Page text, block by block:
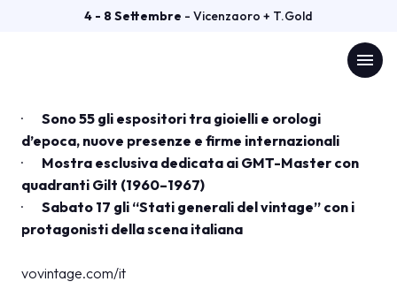
4 - 8 Settembre - Vicenzaoro + T.Gold
menu
Menù
VISITA
ESPONI
COMUNICATO STAMPA
GENNAIO CRESCE: ANCORA
CULTURA
· Sono 55 gli espositori tra gioielli e orologi
d’epoca, nuove presenze e firme internazionali
· Mostra esclusiva dedicata ai GMT-Master con
quadranti Gilt (1960–1967)
· Sabato 17 gli “Stati generali del vintage” con i
protagonisti della scena italiana
vovintage.com/it